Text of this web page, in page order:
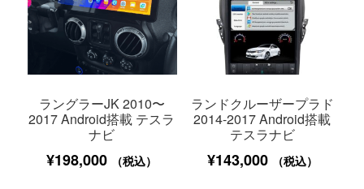
ラングラーJK 2010〜
2017 Android搭載 テスラ
ナビ
¥198,000 （税込）
ランドクルーザープラド
2014-2017 Android搭載
テスラナビ
¥143,000 （税込）